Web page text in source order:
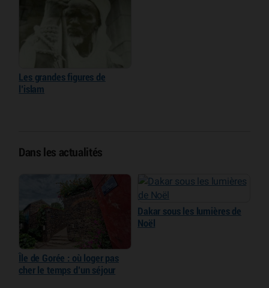
Les grandes figures de
l’islam
Dans les actualités
Île de Gorée : où loger pas
cher le temps d’un séjour
Dakar sous les lumières de
Noël